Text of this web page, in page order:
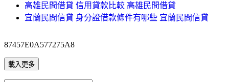
高雄民間借貸 信用貸款比較 高雄民間借貸
宜蘭民間信貸 身分證借款條件有哪些 宜蘭民間信貸
87457E0A577275A8
載入更多